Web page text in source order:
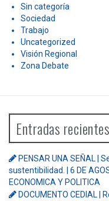
Sin categoría
Sociedad
Trabajo
Uncategorized
Visión Regional
Zona Debate
Entradas recientes
PENSAR UNA SEÑAL |
sustentibilidad. | 6 DE
ECONOMICA Y POLITICA
DOCUMENTO CEDIAL